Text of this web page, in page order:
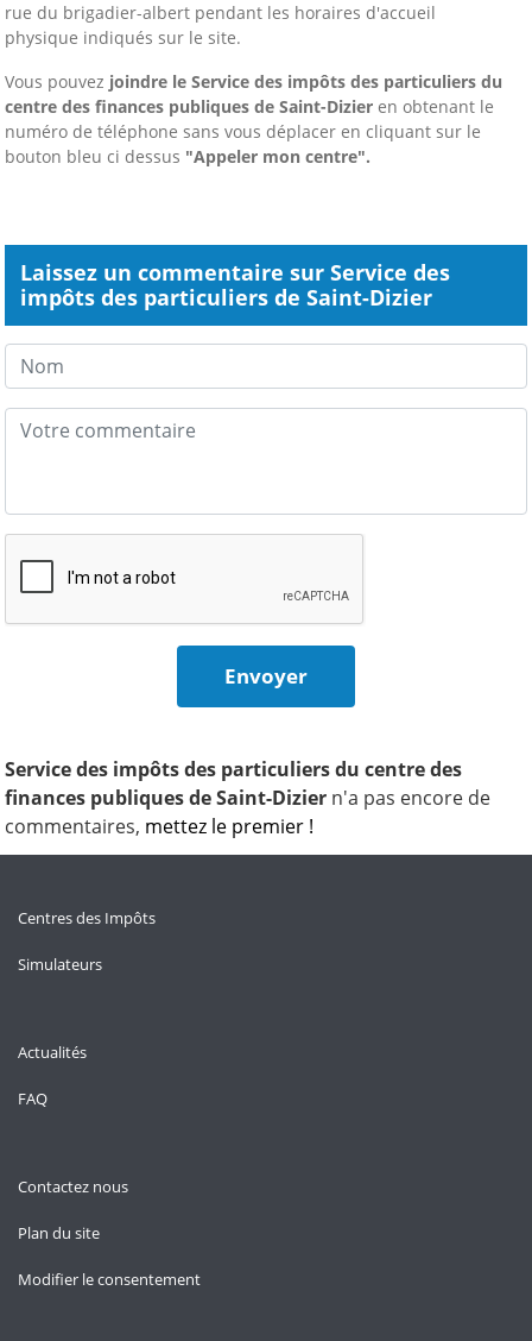
rue du brigadier-albert pendant les horaires d'accueil
physique indiqués sur le site.
Vous pouvez joindre le Service des impôts des particuliers du
centre des finances publiques de Saint-Dizier en obtenant le
numéro de téléphone sans vous déplacer en cliquant sur le
bouton bleu ci dessus "Appeler mon centre".
Laissez un commentaire sur Service des
impôts des particuliers de Saint-Dizier
Service des impôts des particuliers du centre des
finances publiques de Saint-Dizier n'a pas encore de
commentaires, mettez le premier !
Centres des Impôts
Simulateurs
Actualités
FAQ
Contactez nous
Plan du site
Modifier le consentement